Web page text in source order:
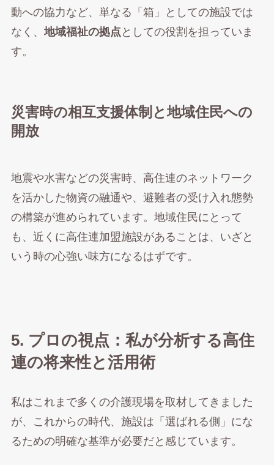
動への協力など、単なる「箱」としての施設では
なく、 地域福祉の拠点 としての役割を担っていま
す。
災害時の相互支援体制と地域住民への
開放
地震や水害などの災害時、高住連のネットワーク
を活かした物資の融通や、避難者の受け入れ態勢
の構築が進められています。地域住民にとって
も、近くに高住連加盟施設があることは、いざと
いう時の心強い味方になるはずです。
5. プロの視点：私が分析する高住
連の将来性と活用術
私はこれまで多くの介護現場を取材してきました
が、これからの時代、施設は「選ばれる側」にな
るための明確な基準が必要だと感じています。